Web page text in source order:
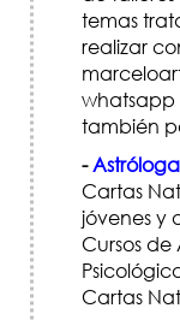
temas
realizar
whatsapp
también
-
Cartas
jóvenes y
Cursos
Cartas